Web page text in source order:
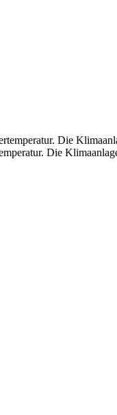
Die